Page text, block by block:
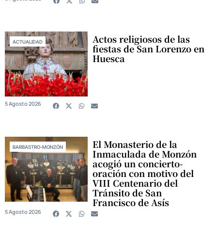
ACTUALIDAD Actos religiosos de las
fiestas de San Lorenzo en
Huesca
5 Agosto 2026
BARBASTRO-MONZÓN El Monasterio de la
Inmaculada de Monzón
acogió un concierto-
oración con motivo del
VIII Centenario del
Tránsito de San
Francisco de Asís
5 Agosto 2026